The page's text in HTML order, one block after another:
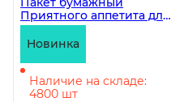
Приятного аппетита для
шаурмы/шавермы
95х40х220, 40г/м2, 1600
Новинка
Наличие на складе:
4800 шт